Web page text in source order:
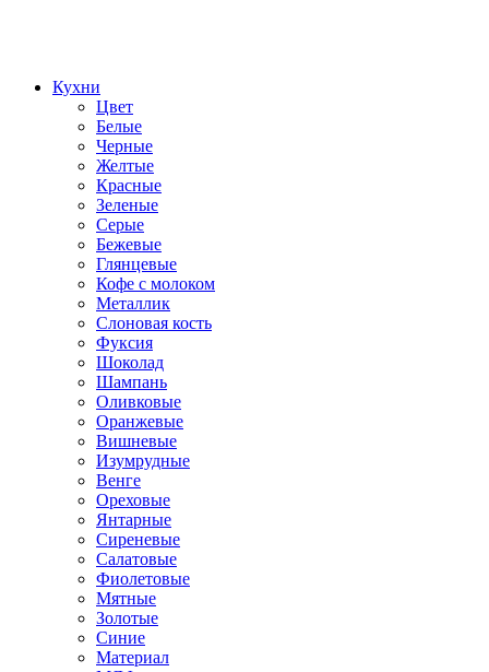
Кухни
Цвет
Белые
Черные
Желтые
Красные
Зеленые
Серые
Бежевые
Глянцевые
Кофе с молоком
Металлик
Слоновая кость
Фуксия
Шоколад
Шампань
Оливковые
Оранжевые
Вишневые
Изумрудные
Венге
Ореховые
Янтарные
Сиреневые
Салатовые
Фиолетовые
Мятные
Золотые
Синие
Материал